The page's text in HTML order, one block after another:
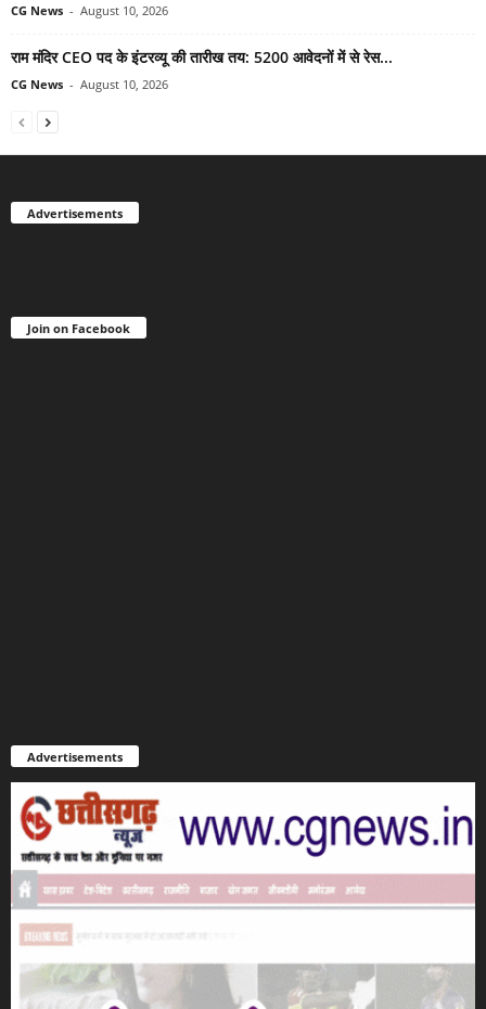
CG News - August 10, 2026
राम मंदिर CEO पद के इंटरव्यू की तारीख तय: 5200 आवेदनों में से रेस...
CG News - August 10, 2026
Advertisements
Join on Facebook
Advertisements